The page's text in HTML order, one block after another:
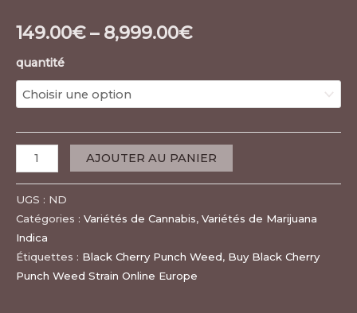
149.00€– 8,999.00€
quantité
AJOUTER AU PANIER
UGS : ND
Catégories : Variétés de Cannabis, Variétés de Marijuana
Indica
Étiquettes : Black Cherry Punch Weed, Buy Black Cherry
Punch Weed Strain Online Europe